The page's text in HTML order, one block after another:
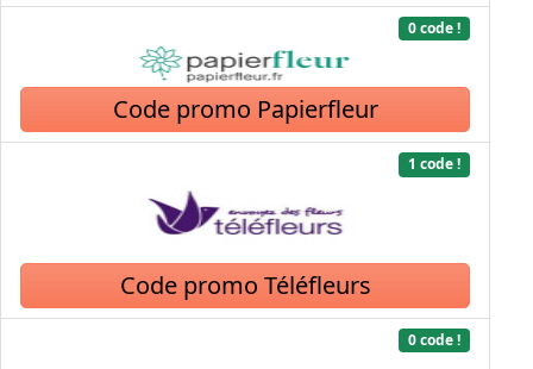
0 code !
Code promo Papierfleur
1 code !
Code promo Téléfleurs
0 code !